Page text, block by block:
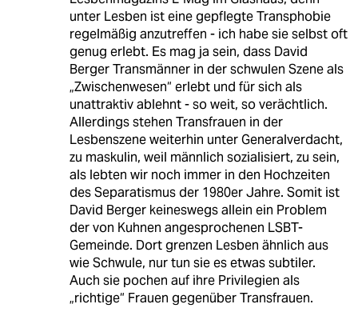
unter Lesben ist eine gepflegte Transphobie
regelmäßig anzutreffen - ich habe sie selbst oft
genug erlebt. Es mag ja sein, dass David
Berger Transmänner in der schwulen Szene als
„Zwischenwesen“ erlebt und für sich als
unattraktiv ablehnt - so weit, so verächtlich.
Allerdings stehen Transfrauen in der
Lesbenszene weiterhin unter Generalverdacht,
zu maskulin, weil männlich sozialisiert, zu sein,
als lebten wir noch immer in den Hochzeiten
des Separatismus der 1980er Jahre. Somit ist
David Berger keineswegs allein ein Problem
der von Kuhnen angesprochenen LSBT-
Gemeinde. Dort grenzen Lesben ähnlich aus
wie Schwule, nur tun sie es etwas subtiler.
Auch sie pochen auf ihre Privilegien als
„richtige“ Frauen gegenüber Transfrauen.